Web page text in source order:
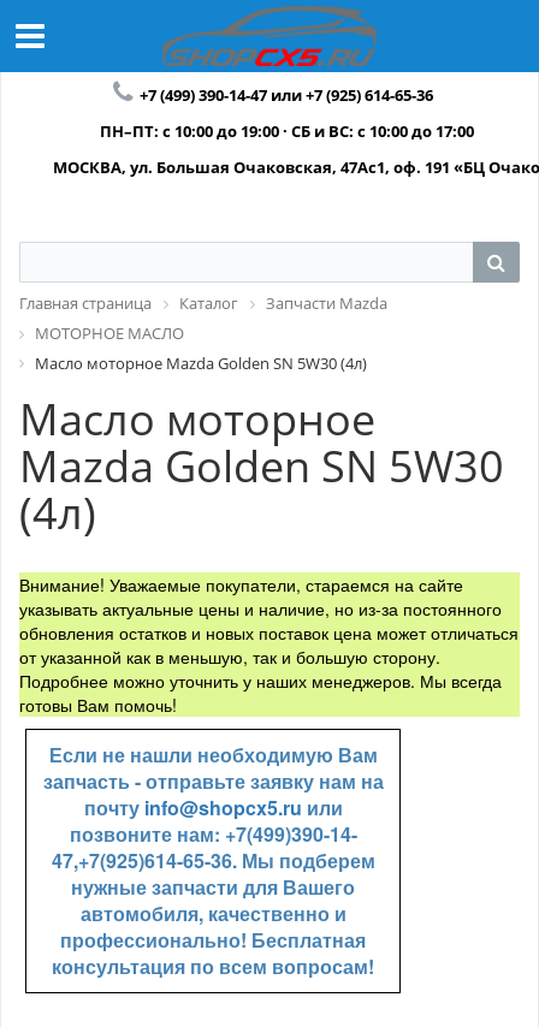
+7 (499) 390-14-47 или +7 (925) 614-65-36
ПН–ПТ: с 10:00 до 19:00 · СБ и ВС: с 10:00 до 17:00
МОСКВА, ул. Большая Очаковская, 47Ас1, оф. 191 «БЦ
Главная страница Каталог
Запчасти Mazda
МОТОРНОЕ МАСЛО
Масло моторное Mazda Golden SN 5W30 (4л)
Масло моторное
Mazda Golden SN 5W30
(4л)
Внимание! Уважаемые покупатели, стараемся на сайте
указывать актуальные цены и наличие, но из-за постоянного
обновления остатков и новых поставок цена может отличаться
от указанной как в меньшую, так и большую сторону.
Подробнее можно уточнить у наших менеджеров. Мы всегда
готовы Вам помочь!
Если не нашли необходимую Вам
запчасть - отправьте заявку нам на
почту info@shopcx5.ru или
позвоните нам: +7(499)390-14-
47,+7(925)614-65-36. Мы подберем
нужные запчасти для Вашего
автомобиля, качественно и
профессионально! Бесплатная
консультация по всем вопросам!